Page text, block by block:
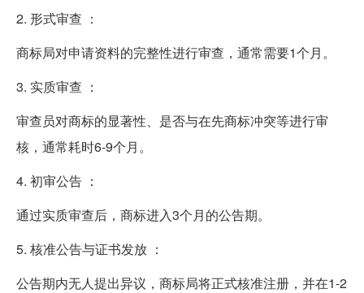
2. 形式审查 ：
商标局对申请资料的完整性进行审查，通常需要1个月。
3. 实质审查 ：
审查员对商标的显著性、是否与在先商标冲突等进行审
核，通常耗时6-9个月。
4. 初审公告 ：
通过实质审查后，商标进入3个月的公告期。
5. 核准公告与证书发放 ：
公告期内无人提出异议，商标局将正式核准注册，并在1-2